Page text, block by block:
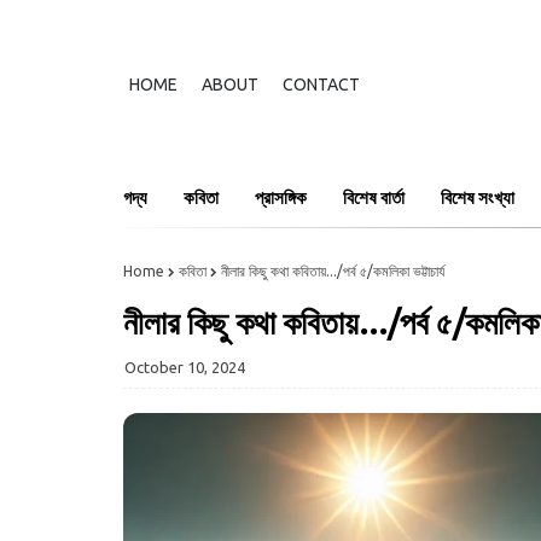
HOME ABOUT CONTACT
গদ্য কবিতা প্রাসঙ্গিক বিশেষ বার্তা বিশেষ সংখ্যা
Home কবিতা নীলার কিছু কথা কবিতায়.../পর্ব ৫/কমলিকা ভট্টাচার্য
নীলার কিছু কথা কবিতায়.../পর্ব ৫/কমলিকা
October 10, 2024